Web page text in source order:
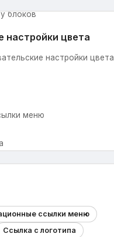
блоков
настройки цвета
настройки цвета
меню
связи
ссылки меню
Ссылка с логотипа